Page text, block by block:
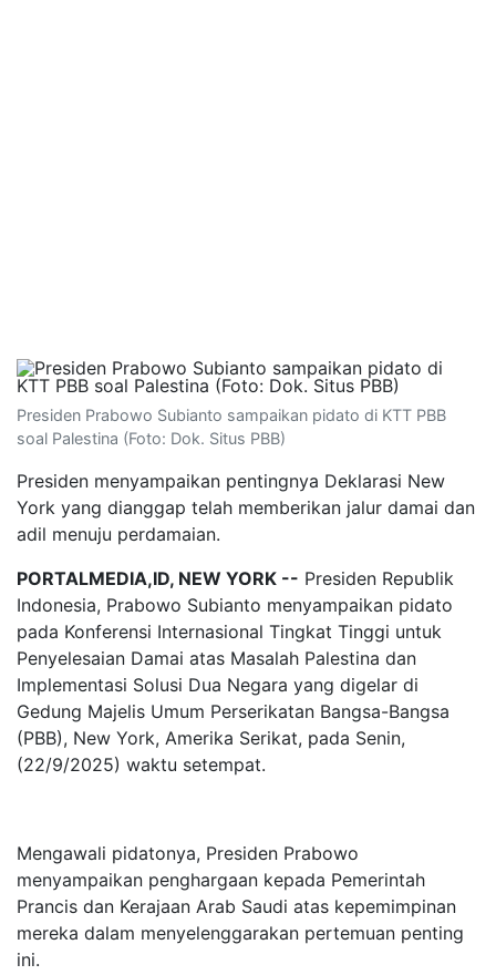
Presiden Prabowo Subianto sampaikan pidato di KTT PBB
soal Palestina (Foto: Dok. Situs PBB)
Presiden menyampaikan pentingnya Deklarasi New
York yang dianggap telah memberikan jalur damai dan
adil menuju perdamaian.
PORTALMEDIA,ID, NEW YORK -- Presiden Republik
Indonesia, Prabowo Subianto menyampaikan pidato
pada Konferensi Internasional Tingkat Tinggi untuk
Penyelesaian Damai atas Masalah Palestina dan
Implementasi Solusi Dua Negara yang digelar di
Gedung Majelis Umum Perserikatan Bangsa-Bangsa
(PBB), New York, Amerika Serikat, pada Senin,
(22/9/2025) waktu setempat.
Mengawali pidatonya, Presiden Prabowo
menyampaikan penghargaan kepada Pemerintah
Prancis dan Kerajaan Arab Saudi atas kepemimpinan
mereka dalam menyelenggarakan pertemuan penting
ini.